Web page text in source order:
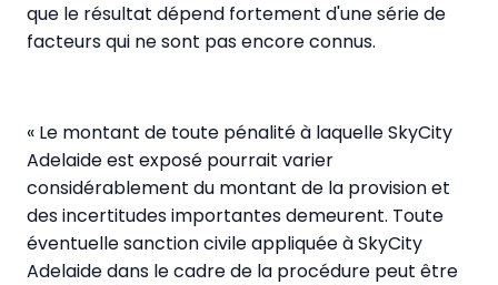
que le résultat dépend fortement d'une série de
facteurs qui ne sont pas encore connus.
« Le montant de toute pénalité à laquelle SkyCity
Adelaide est exposé pourrait varier
considérablement du montant de la provision et
des incertitudes importantes demeurent. Toute
éventuelle sanction civile appliquée à SkyCity
Adelaide dans le cadre de la procédure peut être